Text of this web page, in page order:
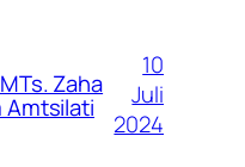
Zaha
Amtsilati
10
Juli
2024